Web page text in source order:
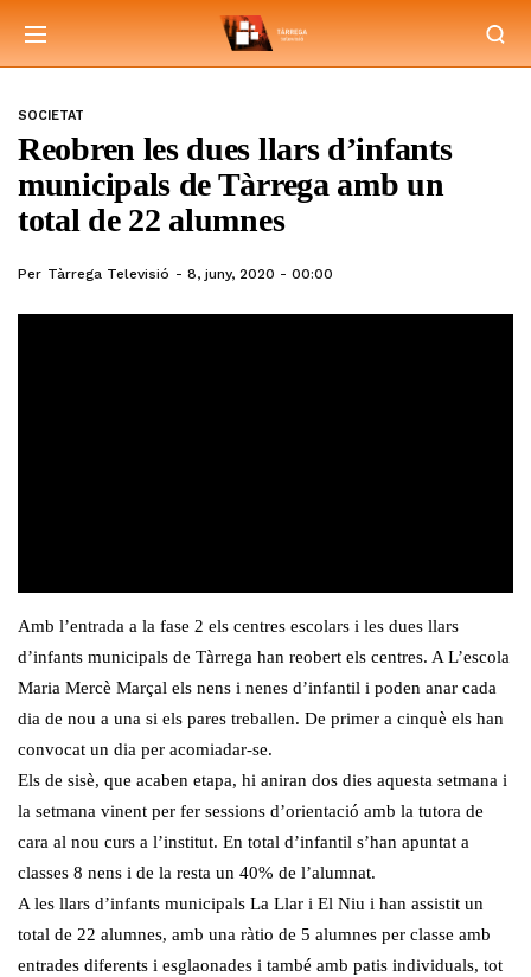
SOCIETAT
Reobren les dues llars d’infants
municipals de Tàrrega amb un
total de 22 alumnes
Per Tàrrega Televisió 8, juny, 2020 - 00:00
Amb l’entrada a la fase 2 els centres escolars i les dues llars
d’infants municipals de Tàrrega han reobert els centres. A L’escola
Maria Mercè Marçal els nens i nenes d’infantil i poden anar cada
dia de nou a una si els pares treballen. De primer a cinquè els han
convocat un dia per acomiadar-se.
Els de sisè, que acaben etapa, hi aniran dos dies aquesta setmana i
la setmana vinent per fer sessions d’orientació amb la tutora de
cara al nou curs a l’institut. En total d’infantil s’han apuntat a
classes 8 nens i de la resta un 40% de l’alumnat.
A les llars d’infants municipals La Llar i El Niu i han assistit un
total de 22 alumnes, amb una ràtio de 5 alumnes per classe amb
entrades diferents i esglaonades i també amb patis individuals, tot